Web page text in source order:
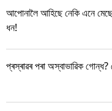
আপোনালৈ আহিছে নেকি এনে
ধন!
প্ৰস্ৰাৱৰ পৰা অস্বাভাৱিক